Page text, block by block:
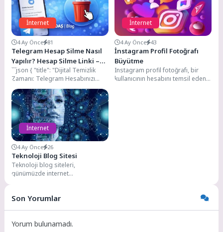
İnternet
4 Ay Önce 81
Telegram Hesap Silme Nasıl
Yapılır? Hesap Silme Linki –
2026 Güncel Rehber
```json { "title": "Dijital Temizlik
Zamanı: Telegram Hesabınızı
Kalıcı Olarak Silme Rehberi",
"summary": "Popüler
mesajlaşma...
İnternet
4 Ay Önce 43
İnstagram Profil Fotoğrafı
Büyütme
Instagram profil fotoğrafı, bir
kullanıcının hesabını temsil eden
İnternet
4 Ay Önce 26
Teknoloji Blog Sitesi
Teknoloji blog siteleri,
günümüzde internet
platformlardan biridir. Bu...
Son Yorumlar
Yorum bulunamadı.